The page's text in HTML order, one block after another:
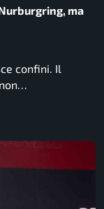
ma
confini. Il